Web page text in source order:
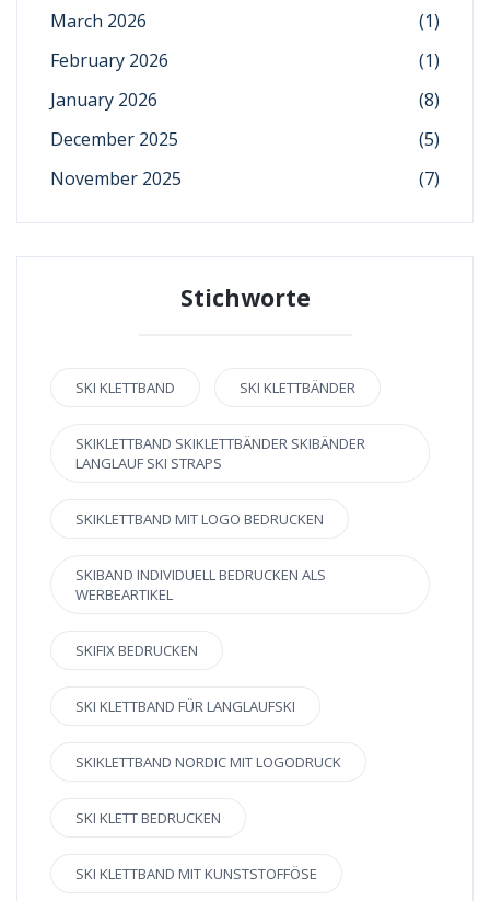
March 2026
(1)
February 2026
(1)
January 2026
(8)
December 2025
(5)
November 2025
(7)
Stichworte
SKI KLETTBAND SKI KLETTBÄNDER
SKIKLETTBAND SKIKLETTBÄNDER SKIBÄNDER
LANGLAUF SKI STRAPS
SKIKLETTBAND MIT LOGO BEDRUCKEN
SKIBAND INDIVIDUELL BEDRUCKEN ALS
WERBEARTIKEL
SKIFIX BEDRUCKEN
SKI KLETTBAND FÜR LANGLAUFSKI
SKIKLETTBAND NORDIC MIT LOGODRUCK
SKI KLETT BEDRUCKEN
SKI KLETTBAND MIT KUNSTSTOFFÖSE